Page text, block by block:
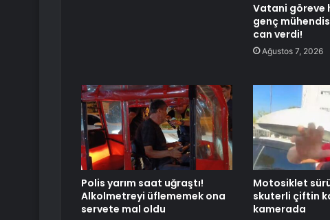
Vatani göreve
genç
can verdi!
Ağustos 7, 2026
Polis yarım saat uğraştı!
Alkolmetreyi üflememek ona
servete mal oldu
Motosiklet
skuterli çiftin
kamerada